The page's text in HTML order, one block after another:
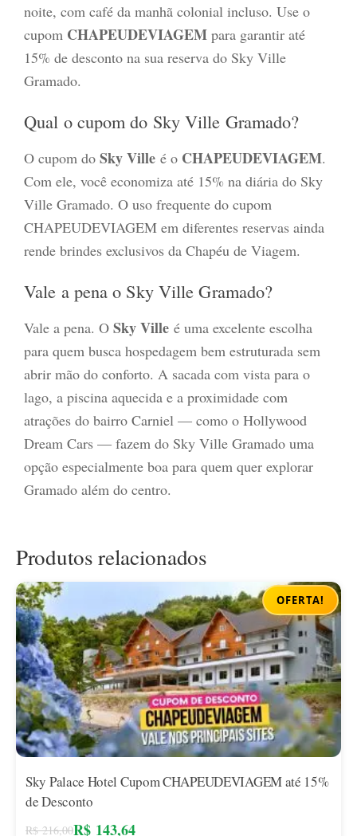
noite, com café da manhã colonial incluso. Use o
cupom CHAPEUDEVIAGEM para garantir até
15% de desconto na sua reserva do Sky Ville
Gramado.
Qual o cupom do Sky Ville Gramado?
O cupom do Sky Ville é o CHAPEUDEVIAGEM.
Com ele, você economiza até 15% na diária do Sky
Ville Gramado. O uso frequente do cupom
CHAPEUDEVIAGEM em diferentes reservas ainda
rende brindes exclusivos da Chapéu de Viagem.
Vale a pena o Sky Ville Gramado?
Vale a pena. O Sky Ville é uma excelente escolha
para quem busca hospedagem bem estruturada sem
abrir mão do conforto. A sacada com vista para o
lago, a piscina aquecida e a proximidade com
atrações do bairro Carniel — como o Hollywood
Dream Cars — fazem do Sky Ville Gramado uma
opção especialmente boa para quem quer explorar
Gramado além do centro.
Produtos relacionados
OFERTA!
Sky Palace Hotel Cupom CHAPEUDEVIAGEM até 15%
de Desconto
R$216,00R$ 143,64